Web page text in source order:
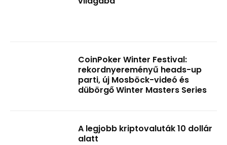
CoinPoker Winter Festival:
rekordnyereményű heads-up
parti, új Mosböck-videó és
dübörgő Winter Masters Series
A legjobb kriptovaluták 10 dollár
alatt